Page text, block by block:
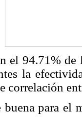
el 94.71%
la
correlación
para el